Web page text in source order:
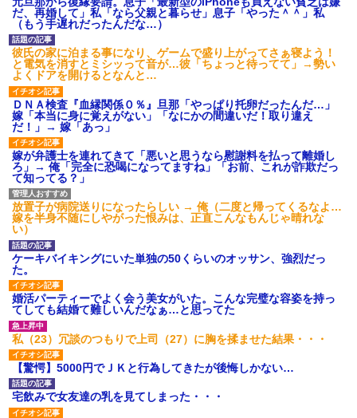
だ、再婚して」私「なら父親と暮らせ」息子「やった＾＾」私
（もう手遅れだったんだな…）
彼氏の家に泊まる事になり、ゲームで盛り上がってさぁ寝よう！
と電気を消すとミシッって音が…彼「ちょっと待ってて」→勢い
よくドアを開けるとなんと…
ＤＮＡ検査『血縁関係０％』旦那「やっぱり托卵だったんだ…」
嫁「本当に身に覚えがない」「なにかの間違いだ！取り違え
だ！」→ 嫁「あっ」
嫁が弁護士を連れてきて「悪いと思うなら慰謝料を払って離婚し
ろ」→ 俺「完全に恐喝になってますね」「お前、これが詐欺だっ
て知ってる？」
放置子が病院送りになったらしい → 俺（二度と帰ってくるなよ…
嫁を半身不随にしやがった恨みは、正直こんなもんじゃ晴れな
い）
ケーキバイキングにいた単独の50くらいのオッサン、強烈だっ
た。
婚活パーティーでよく会う美女がいた。こんな完璧な容姿を持っ
てしても結婚て難しいんだなぁ…と思ってた
私（23）冗談のつもりで上司（27）に胸を揉ませた結果・・・
【驚愕】5000円でＪＫと行為してきたが後悔しかない…
宅飲みで女友達の乳を見てしまった・・・